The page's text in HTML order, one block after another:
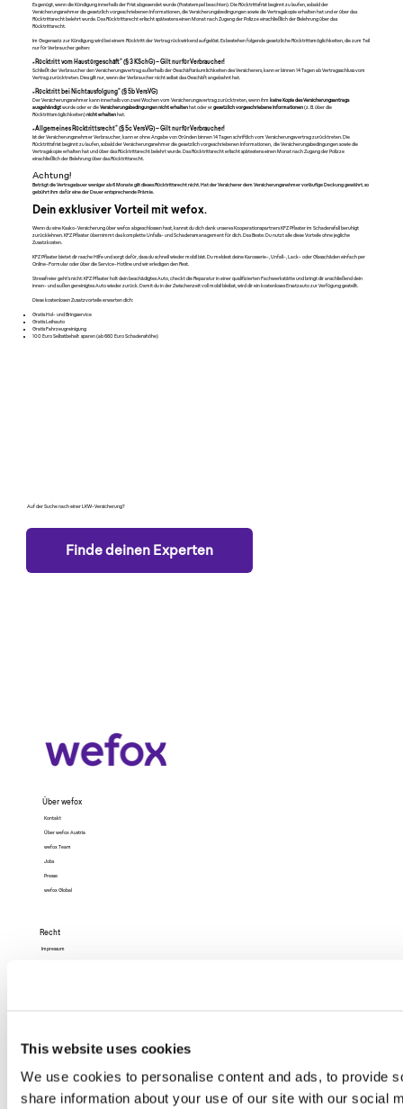
This website uses cookies
We use cookies to personalise content and ads, to provide
share information about your use of our site with our social
Es genügt, wenn die Kündigung innerhalb der Frist abgesendet wurde (Poststempel beachten). Die Rücktrittsfrist beginnt zu laufen, sobald der
Versicherungsnehmer die gesetzlich vorgeschriebenen Informationen, die Versicherungsbedingungen sowie die Vertragskopie erhalten hat und er über das
Rücktrittsrecht belehrt wurde. Das Rücktrittsrecht erlischt spätestens einen Monat nach Zugang der Polizze einschließlich der Belehrung über das
Rücktrittsrecht.
Im Gegensatz zur Kündigung wird bei einem Rücktritt der Vertrag rückwirkend aufgelöst. Es bestehen folgende gesetzliche Rücktrittsmöglichkeiten, die zum Teil
nur für Verbraucher gelten:
„Rücktritt vom Haustürgeschäft“ (§ 3 KSchG) – Gilt nur für Verbraucher!
Schließt der Verbraucher den Versicherungsvertrag außerhalb der Geschäftsräumlichkeiten des Versicherers, kann er binnen 14 Tagen ab Vertragsschluss vom
Vertrag zurücktreten. Dies gilt nur, wenn der Verbraucher nicht selbst das Geschäft angebahnt hat.
„Rücktritt bei Nichtausfolgung“ (§ 5b VersVG)
Der Versicherungsnehmer kann innerhalb von zwei Wochen vom Versicherungsvertrag zurücktreten, wenn ihmkeine Kopie des Versicherungsantrags
ausgehändigtwurde oder er dieVersicherungsbedingungen nicht erhaltenhat oder ergesetzlich vorgeschriebene Informationen(z. B. über die
Rücktrittsmöglichkeiten)nicht erhaltenhat.
„Allgemeines Rücktrittsrecht“ (§ 5c VersVG) – Gilt nur für Verbraucher!
Ist der Versicherungsnehmer Verbraucher, kann er ohne Angabe von Gründen binnen 14 Tagen schriftlich vom Versicherungsvertrag zurücktreten. Die
Rücktrittsfrist beginnt zu laufen, sobald der Versicherungsnehmer die gesetzlich vorgeschriebenen Informationen, die Versicherungsbedingungen sowie die
Vertragskopie erhalten hat und über das Rücktrittsrecht belehrt wurde. Das Rücktrittsrecht erlischt spätestens einen Monat nach Zugang der Polizze
einschließlich der Belehrung über das Rücktrittsrecht.
Achtung!
Beträgt die Vertragsdauer weniger als 6 Monate gilt dieses Rücktrittsrecht nicht. Hat der Versicherer dem Versicherungsnehmer vorläufige Deckung gewährt, so
gebührt ihm dafür eine der Dauer entsprechende Prämie.
Dein exklusiver Vorteil mit wefox.
Wenn du eine Kasko-Versicherung über wefox abgeschlossen hast, kannst du dich dank unseres KooperationspartnersKFZ Pflasterim Schadensfall beruhigt
zurücklehnen. KFZ Pflaster übernimmt das komplette Unfalls- und Schadensmanagement für dich. Das Beste: Du nutzt alle diese Vorteile ohne jegliche
Zusatzkosten.
KFZ Pflaster bietet dir rasche Hilfe und sorgt dafür, dass du schnell wieder mobil bist. Du meldest deine Karosserie-, Unfall-, Lack- oder Glasschäden einfach per
Online-Formular oder über die Service-Hotline und wir erledigen den Rest.
Stressfreier geht’s nicht: KFZ Pflaster holt dein beschädigtes Auto, checkt die Reparatur in einer qualifizierten Fachwerkstätte und bringt dir anschließend dein
innen- und außen gereinigtes Auto wieder zurück. Damit du in der Zwischenzeit voll mobil bleibst, wird dir ein kostenloses Ersatzauto zur Verfügung gestellt.
Diese kostenlosen Zusatzvorteile erwarten dich:
Gratis Hol- und Bringservice
Gratis Leihauto
Gratis Fahrzeugreinigung
100 Euro Selbstbehalt sparen (ab 660 Euro Schadenshöhe)
Auf der Suche nach einer LKW-Versicherung?
Finde deinen Experten
Über wefox
Kontakt
Über wefox Austria
wefox Team
Jobs
Presse
wefox Global
Recht
Impressum